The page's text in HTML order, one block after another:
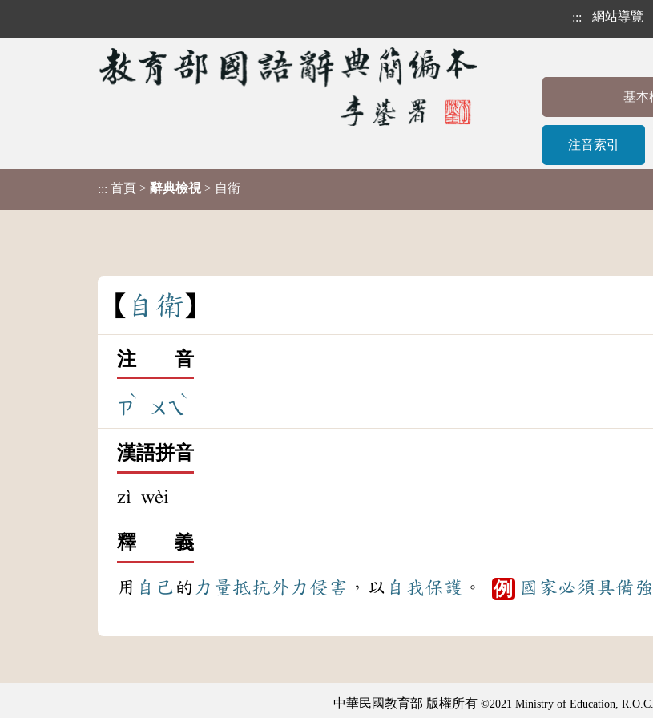
::: 網站導覽
基本
注音索引
::: 首頁 > 辭典檢視 > 自衛
自 衛
注 音
ㄗ
ˋ
ㄨㄟ
ˋ
漢語拼音
zì wèi
釋 義
用 自己 的 力量抵抗外力 侵害 ，以 自我保護 。 例 國家必須 具備
中華民國教育部 版權所有 ©2021 Ministry of Education,